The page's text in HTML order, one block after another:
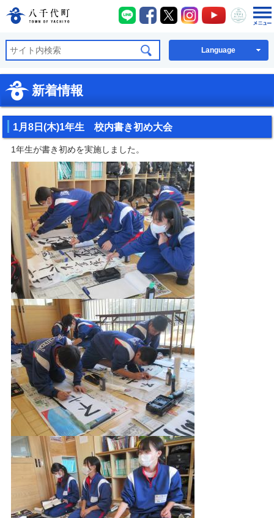
八千代町公式ホームページ
八千代町LINE
八千代町Facebook
八千代町X八千代町Instagram
八千代町
八千
Language
新着情報
1月8日(木)1年生 校内書き初め大会
1年生が書き初めを実施しました。